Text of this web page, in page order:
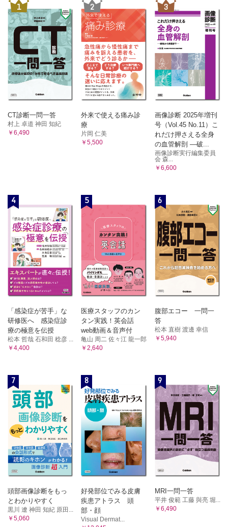
1
CT診断一問一答
村上 卓道 神田 知紀
￥6,490
2
外来で使える痛み診
療
片岡 仁美
￥5,500
3
画像診断 2025年増刊
号（Vol.45 No.11）こ
れだけ押さえる全身
の血管解剖 ―破...
画像診断実行編集委員
会 森...
￥6,600
4
「感染症が苦手」な
研修医へ 感染症診
療の極意を伝授
松本 哲哉 石和田 稔彦 ...
￥4,400
5
医療スタッフのカン
タン実践！英会話
web動画＆音声付
亀山 周二 佐々江 龍一郎
￥2,640
6
腹部エコー 一問一
答
松本 直樹 渡邊 幸信
￥5,940
7
頭部画像診断をもっ
とわかりやすく
黒川 遼 神田 知紀 原田...
￥5,060
8
好発部位でみる皮膚
疾患アトラス 頭
部・顔
Visual Dermat...
9
MRI一問一答
平井 俊範 工藤 與亮 堀...
￥6,490